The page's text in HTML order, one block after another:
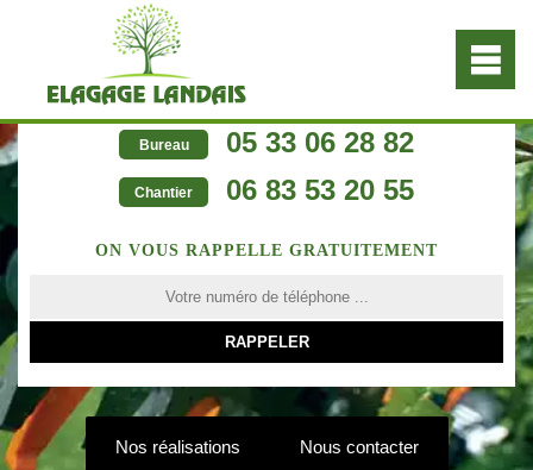
Bureau 05 33 06 28 82
Chantier 06 83 53 20 55
ON VOUS RAPPELLE GRATUITEMENT
Nos réalisations Nous contacter